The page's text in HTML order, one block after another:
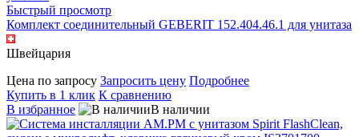
Быстрый просмотр
Комплект соединительный GEBERIT 152.404.46.1 для унитаза
Швейцария
Цена по запросу Запросить цену Подробнее
Купить в 1 клик К сравнению
В избранное
В наличии